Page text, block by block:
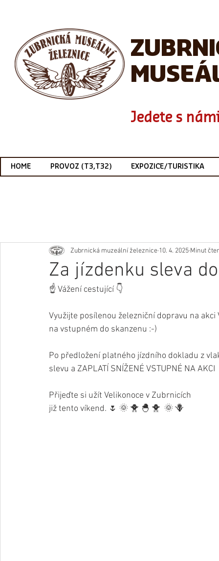
Jedete s
HOME PROVOZ (T3,T32) EXPOZICE/TURISTIKA
Za jízdenku sleva
Zubrnická muzeální železnice 10. 4. 2025 Minut
☝ Vážení cestující 👇
Využijte posílenou železniční dopravu na
na vstupném do skanzenu :-)
Po předložení platného jízdního dokladu z
slevu a ZAPLATÍ SNÍŽENÉ VSTUPNÉ NA
Přijeďte si užít Velikonoce v Zubrnicích
již tento víkend. 🌷 🌞 🐥 🐣 🐥  🌞 🪻